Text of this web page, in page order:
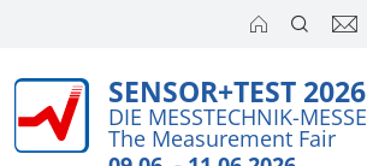
SENSOR+TEST 2026
DIE MESSTECHNIK-MESSE
The Measurement Fair